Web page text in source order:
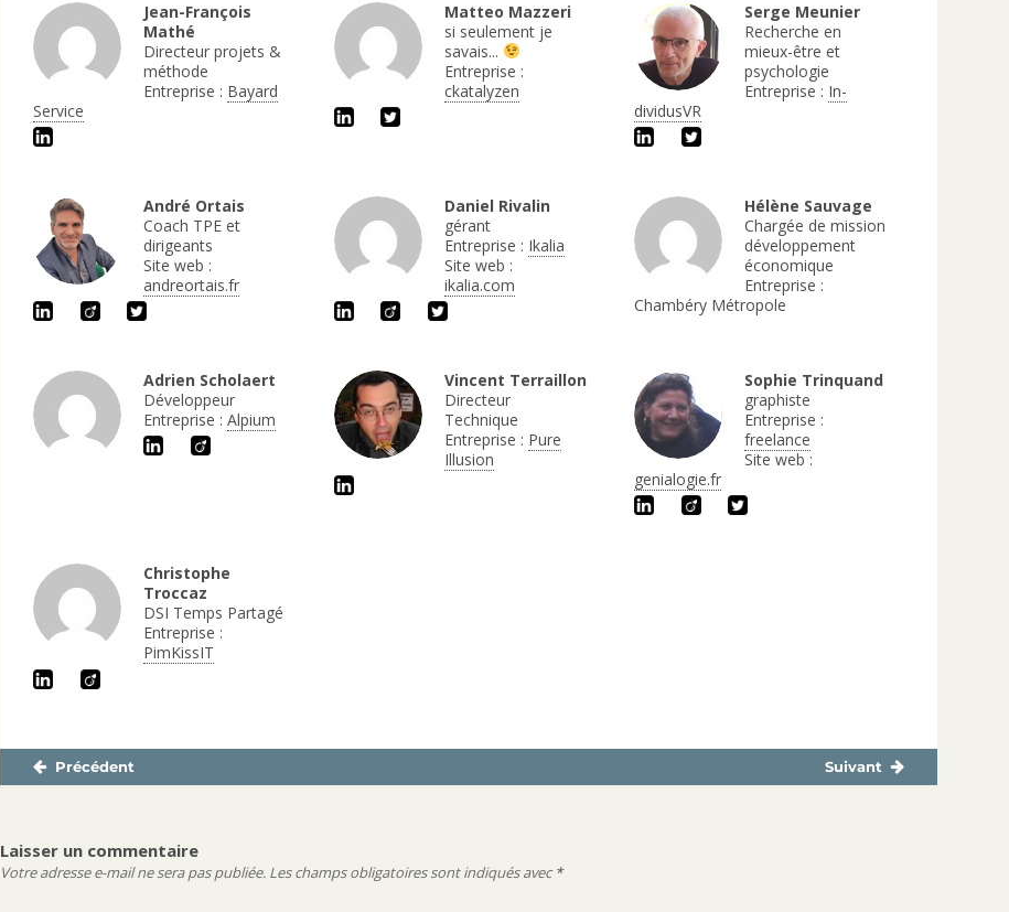
Jean-François
Mathé
Directeur projets &
méthode
Entreprise : Bayard
Service
Matteo Mazzeri
si seulement je
savais...
Entreprise :
ckatalyzen
Serge Meunier
Recherche en
mieux-être et
psychologie
Entreprise : In-
dividusVR
André Ortais
Coach TPE et
dirigeants
Site web :
andreortais.fr
Daniel Rivalin
gérant
Entreprise : Ikalia
Site web :
ikalia.com
Hélène Sauvage
Chargée de mission
développement
économique
Entreprise :
Chambéry Métropole
Adrien Scholaert
Développeur
Entreprise :Alpium
Vincent Terraillon
Directeur
Technique
Entreprise : Pure
Illusion
Sophie Trinquand
graphiste
Entreprise :
freelance
Site web :
genialogie.fr
Christophe
Troccaz
DSI Temps Partagé
Entreprise :
PimKissIT
NavigationPrécédent
Publication
Suivant
Publication
Laisser un commentaire
Votre adresse e-mail ne sera pas publiée. Les champs obligatoires sont indiqués avec*